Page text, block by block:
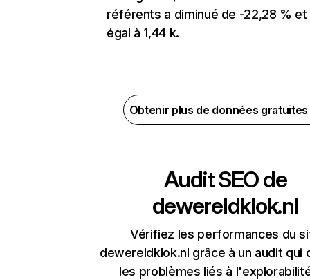
référents a diminué de -22,28 %
égal à 1,44 k.
Obtenir plus de données
Audit SEO de
dewereldklok.nl
Vérifiez les performances du
dewereldklok.nl grâce à un audit qui
les problèmes liés à